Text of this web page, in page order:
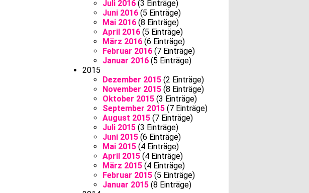
Juli 2016(3 Einträge)
Juni 2016(5 Einträge)
Mai 2016(8 Einträge)
April 2016(5 Einträge)
März 2016(6 Einträge)
Februar 2016(7 Einträge)
Januar 2016(5 Einträge)
2015
Dezember 2015(2 Einträge)
November 2015(8 Einträge)
Oktober 2015(3 Einträge)
September 2015(7 Einträge)
August 2015(7 Einträge)
Juli 2015(3 Einträge)
Juni 2015(6 Einträge)
Mai 2015(4 Einträge)
April 2015(4 Einträge)
März 2015(4 Einträge)
Februar 2015(5 Einträge)
Januar 2015(8 Einträge)